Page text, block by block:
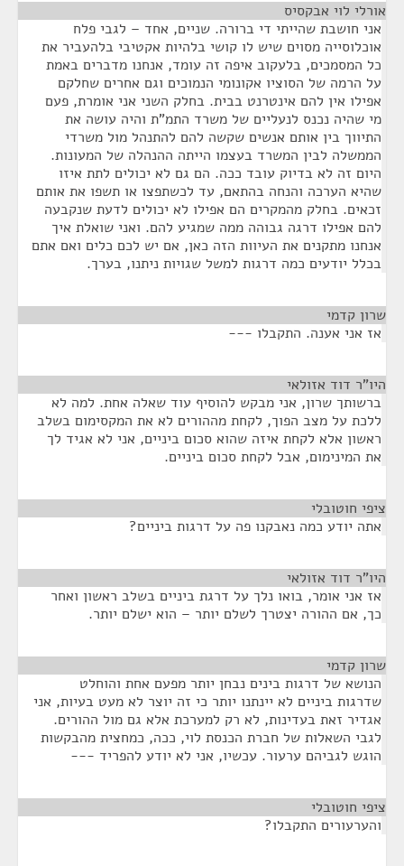
אורלי לוי אבקסיס
אני חושבת שהייתי די ברורה. שניים, אחד – לגבי פלח
אוכלוסייה מסוים שיש לו קושי בלהיות אקטיבי בלהעביר את
כל המסמכים, בלעקוב איפה זה עומד, אנחנו מדברים באמת
על הרמה של הסוציו אקונומי הנמוכים וגם אחרים שחלקם
אפילו אין להם אינטרנט בבית. בחלק השני אני אומרת, פעם
מי שהיה נכנס לנעליים של משרד התמ"ת והיה עושה את
התיווך בין אותם אנשים שקשה להם להתנהל מול משרדי
הממשלה לבין המשרד בעצמו הייתה ההנהלה של המעונות.
היום זה לא בדיוק עובד ככה. הם גם לא יכולים לתת איזו
שהיא הערכה והנחה בהתאם, עד לכשתפצו או תשפו את אותם
זכאים. בחלק מהמקרים הם אפילו לא יכולים לדעת שנקבעה
להם אפילו דרגה גבוהה ממה שמגיע להם. ואני שואלת איך
אנחנו מתקנים את העיוות הזה כאן, אם יש לכם כלים ואם אתם
בכלל יודעים כמה דרגות למשל שגויות ניתנו, בערך.
שרון קדמי
אז אני אענה. התקבלו ---
היו"ר דוד אזולאי
ברשותך שרון, אני מבקש להוסיף עוד שאלה אחת. למה לא
ללכת על מצב הפוך, לקחת מההורים לא את המקסימום בשלב
ראשון אלא לקחת איזה שהוא סכום ביניים, אני לא אגיד לך
את המינימום, אבל לקחת סכום ביניים.
ציפי חוטובלי
אתה יודע כמה נאבקנו פה על דרגות ביניים?
היו"ר דוד אזולאי
אז אני אומר, בואו נלך על דרגת ביניים בשלב ראשון ואחר
כך, אם ההורה יצטרך לשלם יותר – הוא ישלם יותר.
שרון קדמי
הנושא של דרגות בינים נבחן יותר מפעם אחת והוחלט
שדרגות ביניים לא יינתנו יותר כי זה יוצר לא מעט בעיות, אני
אגדיר זאת בעדינות, לא רק למערכת אלא גם מול ההורים.
לגבי השאלות של חברת הכנסת לוי, ככה, כמחצית מהבקשות
הוגש לגביהם ערעור. עכשיו, אני לא יודע להפריד ---
ציפי חוטובלי
והערעורים התקבלו?